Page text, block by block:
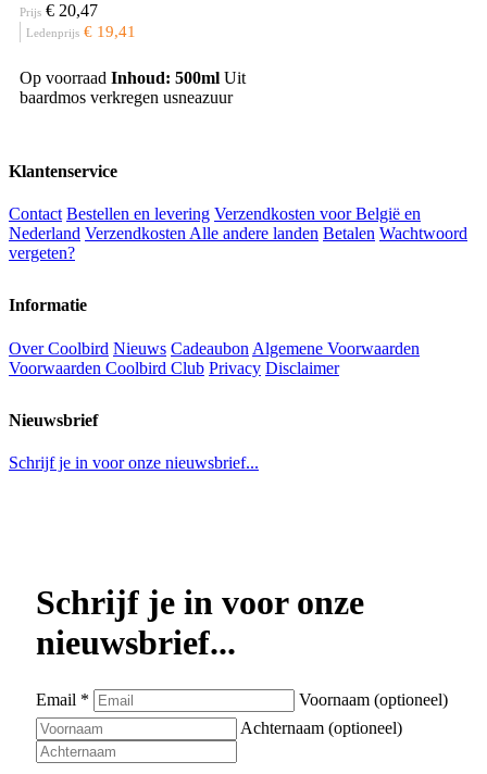
Prijs € 20,47
Ledenprijs € 19,41
Op voorraad Inhoud: 500ml Uit
baardmos verkregen usneazuur
Klantenservice
Contact Bestellen en levering Verzendkosten voor België en
Nederland Verzendkosten Alle andere landen Betalen Wachtwoord
vergeten?
Informatie
Over Coolbird Nieuws Cadeaubon Algemene Voorwaarden
Voorwaarden Coolbird Club Privacy Disclaimer
Nieuwsbrief
Schrijf je in voor onze nieuwsbrief...
Schrijf je in voor onze
nieuwsbrief...
Email *
Voornaam (optioneel)
Achternaam (optioneel)